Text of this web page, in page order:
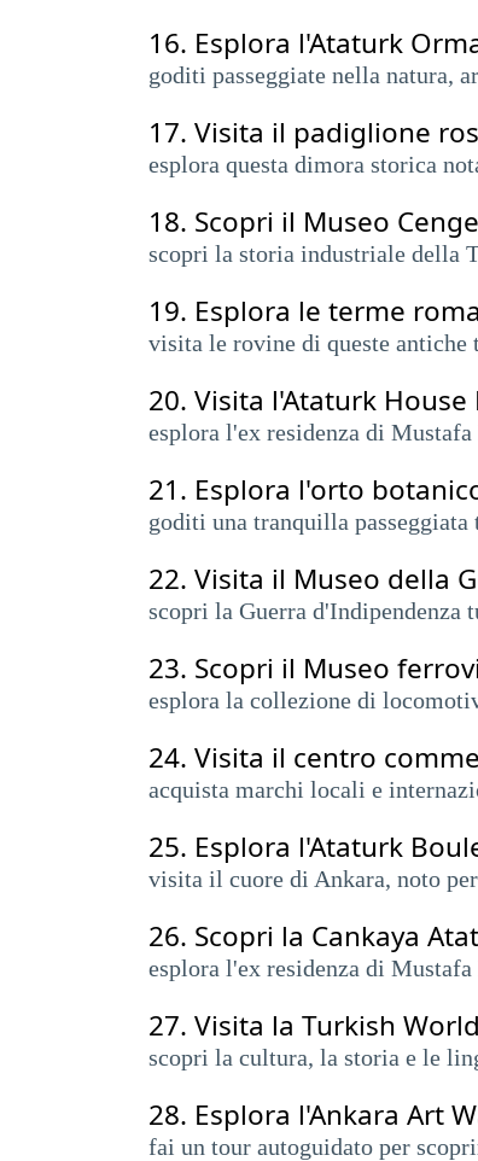
16. Esplora l'Ataturk
goditi passeggiate nella natura,
17. Visita il padiglione
esplora questa dimora storica
18. Scopri il Museo
scopri la storia industriale della
19. Esplora le terme
visita le rovine di queste antiche
20. Visita l'Ataturk House
esplora l'ex residenza di
21. Esplora l'orto
goditi una tranquilla
22. Visita il Museo della
scopri la Guerra d'Indipendenza
23. Scopri il Museo
esplora la collezione di
24. Visita il centro
acquista marchi locali e
25. Esplora l'Ataturk
visita il cuore di Ankara, noto
26. Scopri la Cankaya
esplora l'ex residenza di
27. Visita la Turkish
scopri la cultura, la storia e le
28. Esplora l'Ankara Art
fai un tour autoguidato per